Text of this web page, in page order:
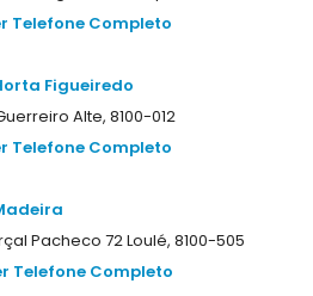
Telefone Completo
Figueiredo
Alte, 8100-012
Telefone Completo
Pacheco 72 Loulé, 8100-505
Telefone Completo